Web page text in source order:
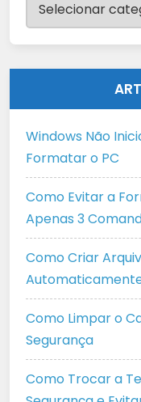
Windows Não
Formatar o PC
Como Evitar a
Apenas 3
Como Criar
Como Limpar o
Segurança
Como Trocar a